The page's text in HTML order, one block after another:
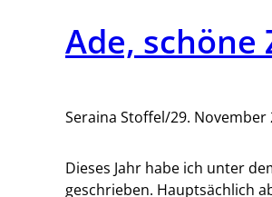
Ade,
Seraina Stoffel/29. November
Dieses Jahr habe ich unter
geschrieben. Hauptsächlich